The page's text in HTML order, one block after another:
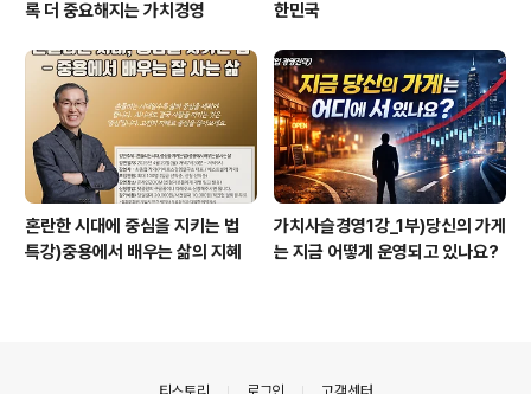
록 더 중요해지는 가치경영
한민국
혼란한 시대에 중심을 지키는 법
특강)중용에서 배우는 삶의 지혜
가치사슬경영1강_1부)당신의 가게
는 지금 어떻게 운영되고 있나요?